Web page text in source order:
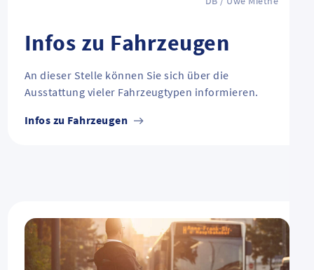
Infos zu Fahrzeugen
An dieser Stelle können Sie sich über die
Ausstattung vieler Fahrzeugtypen informieren.
Infos zu Fahrzeugen